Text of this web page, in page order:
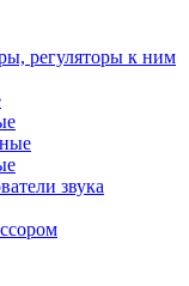
регуляторы к ним
звука